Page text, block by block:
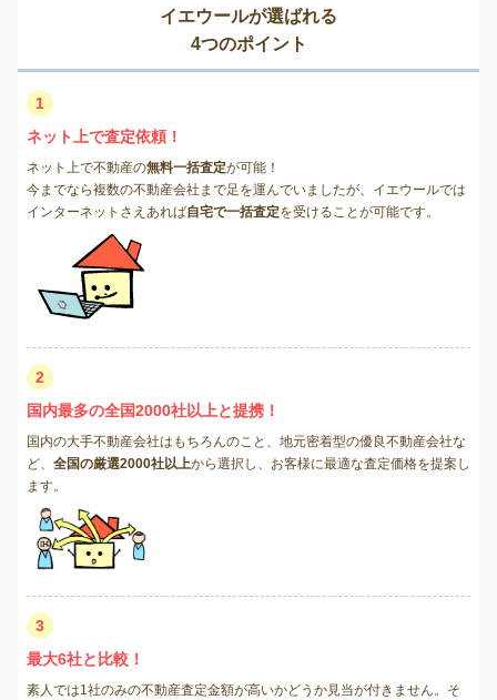
イエウールが選ばれる
4つのポイント
1
ネット上で査定依頼！
ネット上で不動産の無料一括査定が可能！
今までなら複数の不動産会社まで足を運んでいましたが、イエウールでは
インターネットさえあれば自宅で一括査定を受けることが可能です。
2
国内最多の全国2000社以上と提携！
国内の大手不動産会社はもちろんのこと、地元密着型の優良不動産会社な
ど、 全国の厳選2000社以上から選択し、お客様に最適な査定価格を提案し
ます。
3
最大6社と比較！
素人では1社のみの不動産査定金額が高いかどうか見当が付きません。そ